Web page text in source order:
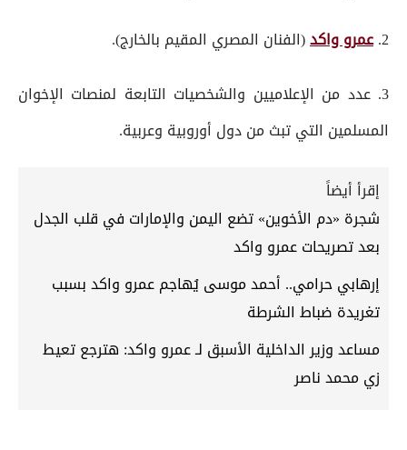
2. عمرو واكد(الفنان المصري المقيم بالخارج).
3. عدد من الإعلاميين والشخصيات التابعة لمنصات الإخوان
المسلمين التي تبث من دول أوروبية وعربية.
إقرأ أيضاً
شجرة «دم الأخوين» تضع اليمن والإمارات في قلب الجدل
بعد تصريحات عمرو واكد
إرهابي حرامي.. أحمد موسى يُهاجم عمرو واكد بسبب
تغريدة ضباط الشرطة
مساعد وزير الداخلية الأسبق لـ عمرو واكد: هترجع تعيط
زي محمد ناصر